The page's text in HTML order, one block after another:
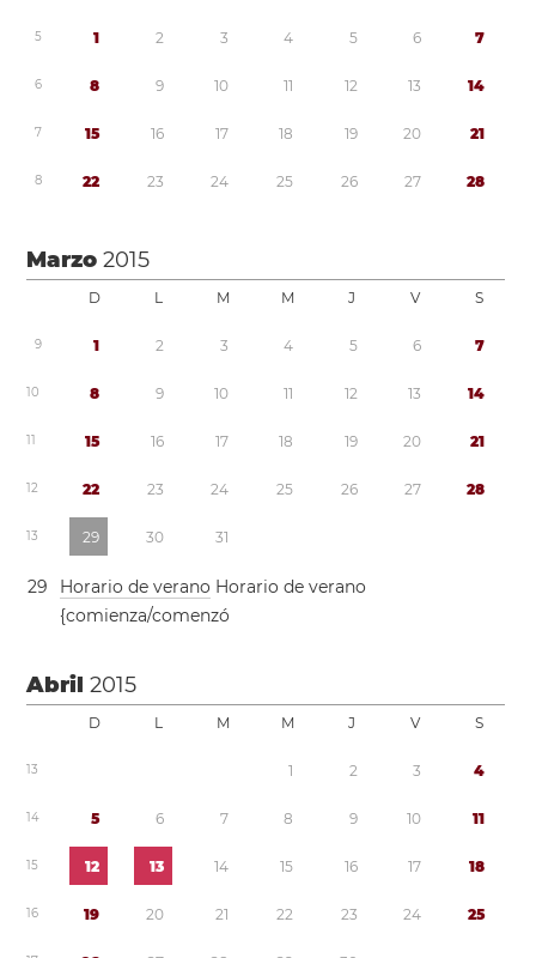
5 1 2 3 4 5 6 7
6 8 9 10 11 12 13 14
7 15 16 17 18 19 20 21
8 22 23 24 25 26 27 28
Marzo2015
D L M M J V S
9 1 2 3 4 5 6 7
10 8 9 10 11 12 13 14
11 15 16 17 18 19 20 21
12 22 23 24 25 26 27 28
13 29 30 31
29 Horario de verano Horario de verano
{comienza/comenzó
Abril2015
D L M M J V S
13 1 2 3 4
14 5 6 7 8 9 10 11
15 12 13 14 15 16 17 18
16 19 20 21 22 23 24 25